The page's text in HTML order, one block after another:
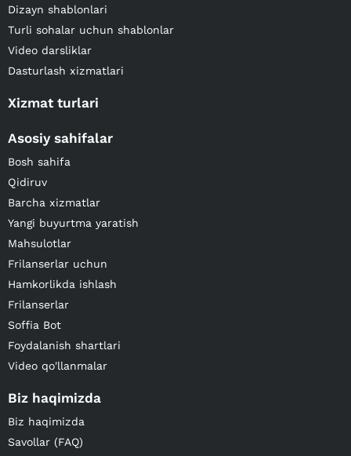
Dizayn shablonlari
Turli sohalar uchun shablonlar
Video darsliklar
Dasturlash xizmatlari
Xizmat turlari
Asosiy sahifalar
Bosh sahifa
Qidiruv
Barcha xizmatlar
Yangi buyurtma yaratish
Mahsulotlar
Frilanserlar uchun
Hamkorlikda ishlash
Frilanserlar
Soffia Bot
Foydalanish shartlari
Video qo'llanmalar
Biz haqimizda
Biz haqimizda
Savollar (FAQ)